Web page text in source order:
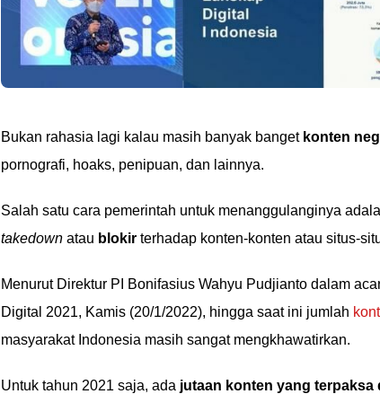
Bukan rahasia lagi kalau masih banyak banget konten
pornografi, hoaks, penipuan, dan lainnya.
Salah satu cara pemerintah untuk menanggulanginya
takedown atau blokir terhadap konten-konten atau situs-
Menurut Direktur PI Bonifasius Wahyu Pudjianto dalam
Digital 2021, Kamis (20/1/2022), hingga saat ini jumlah
masyarakat Indonesia masih sangat mengkhawatirkan.
Untuk tahun 2021 saja, ada jutaan konten yang terpaksa